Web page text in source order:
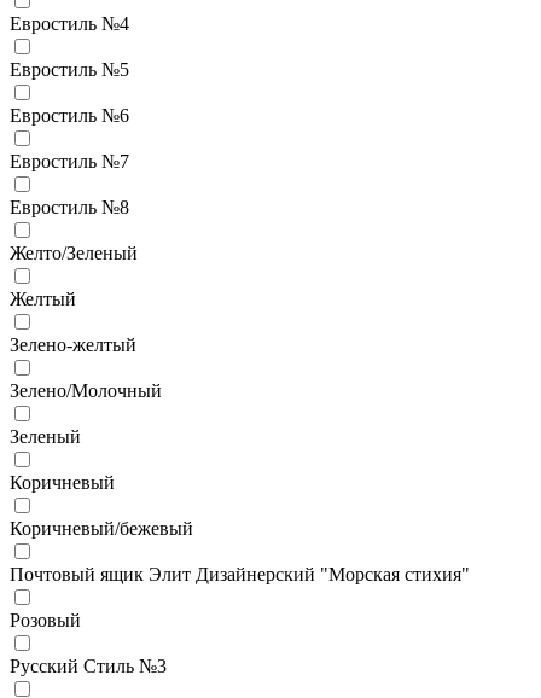
Евростиль №4
Евростиль №5
Евростиль №6
Евростиль №7
Евростиль №8
Желто/Зеленый
Желтый
Зелено-желтый
Зелено/Молочный
Зеленый
Коричневый
Коричневый/бежевый
Почтовый ящик Элит Дизайнерский "Морская стихия"
Розовый
Русский Стиль №3